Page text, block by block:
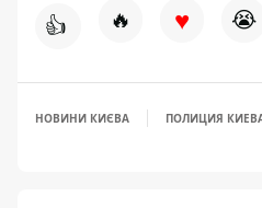
👍 🔥 ♥ 😭
НОВИНИ КИЄВА ПОЛИЦИЯ